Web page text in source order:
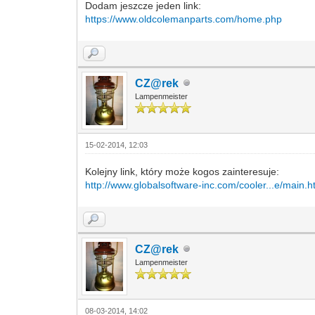
Dodam jeszcze jeden link:
https://www.oldcolemanparts.com/home.php
CZ@rek
Lampenmeister
15-02-2014, 12:03
Kolejny link, który może kogos zainteresuje:
http://www.globalsoftware-inc.com/cooler...e/
CZ@rek
Lampenmeister
08-03-2014, 14:02